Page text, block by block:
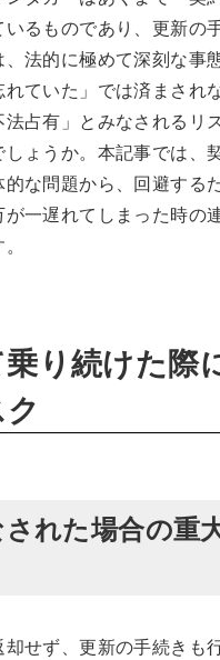
るものであり、更新の
法的に極めて深刻な事
ていた」では済まされ
占有」とみなされるリ
ょうか。本記事では、
な問題から、回避する
一遅れてしまった時の
り続けた際
された場合の重
せず、更新の手続きも